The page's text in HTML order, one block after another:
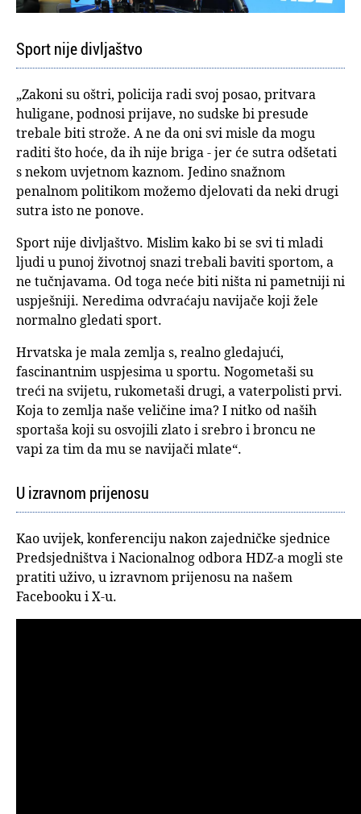
Sport nije divljaštvo
„Zakoni su oštri, policija radi svoj posao, pritvara
huligane, podnosi prijave, no sudske bi presude
trebale biti strože. A ne da oni svi misle da mogu
raditi što hoće, da ih nije briga - jer će sutra odšetati
s nekom uvjetnom kaznom. Jedino snažnom
penalnom politikom možemo djelovati da neki drugi
sutra isto ne ponove.
Sport nije divljaštvo. Mislim kako bi se svi ti mladi
ljudi u punoj životnoj snazi trebali baviti sportom, a
ne tučnjavama. Od toga neće biti ništa ni pametniji ni
uspješniji. Neredima odvraćaju navijače koji žele
normalno gledati sport.
Hrvatska je mala zemlja s, realno gledajući,
fascinantnim uspjesima u sportu. Nogometaši su
treći na svijetu, rukometaši drugi, a vaterpolisti prvi.
Koja to zemlja naše veličine ima? I nitko od naših
sportaša koji su osvojili zlato i srebro i broncu ne
vapi za tim da mu se navijači mlate“.
U izravnom prijenosu
Kao uvijek, konferenciju nakon zajedničke sjednice
Predsjedništva i Nacionalnog odbora HDZ-a mogli ste
pratiti uživo, u izravnom prijenosu na našem
Facebooku i X-u.